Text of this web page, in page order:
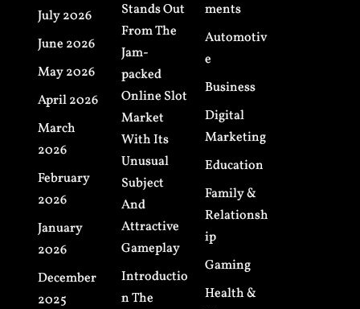
July 2026
June 2026
May 2026
April 2026
March
2026
February
2026
January
2026
December
2025
Stands Out
From The
Jam-
packed
Online Slot
Market
With Its
Unusual
Subject
And
Attractive
Gameplay
Introductio
n The
ments
Automotiv
e
Business
Digital
Marketing
Education
Family &
Relationsh
ip
Gaming
Health &